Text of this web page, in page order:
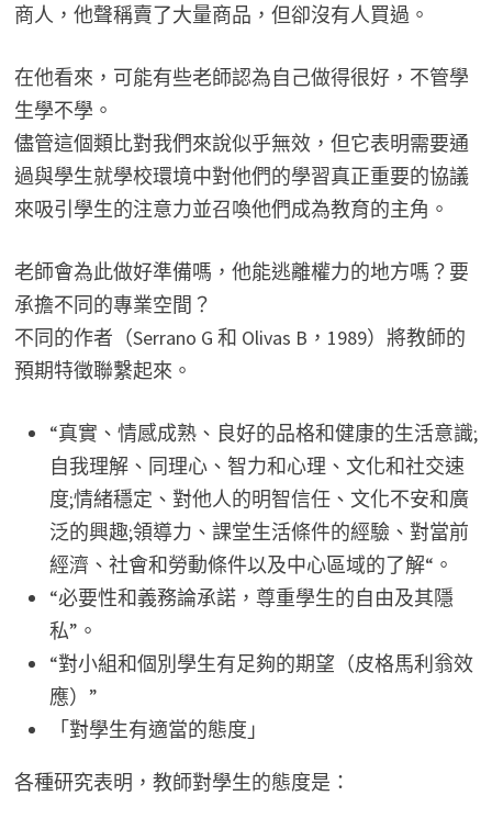
商人，他聲稱賣了大量商品，但卻沒有人買過。
在他看來，可能有些老師認為自己做得很好，不管學
生學不學。
儘管這個類比對我們來說似乎無效，但它表明需要通
過與學生就學校環境中對他們的學習真正重要的協議
來吸引學生的注意力並召喚他們成為教育的主角。
老師會為此做好準備嗎，他能逃離權力的地方嗎？要
承擔不同的專業空間？
不同的作者（Serrano G 和 Olivas B，1989）將教師的
預期特徵聯繫起來。
“真實、情感成熟、良好的品格和健康的生活意識;
自我理解、同理心、智力和心理、文化和社交速
度;情緒穩定、對他人的明智信任、文化不安和廣
泛的興趣;領導力、課堂生活條件的經驗、對當前
經濟、社會和勞動條件以及中心區域的了解“。
“必要性和義務論承諾，尊重學生的自由及其隱
私”。
“對小組和個別學生有足夠的期望（皮格馬利翁效
應）”
「對學生有適當的態度」
各種研究表明，教師對學生的態度是：